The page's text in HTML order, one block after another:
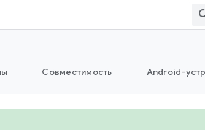
Совместимость Android-